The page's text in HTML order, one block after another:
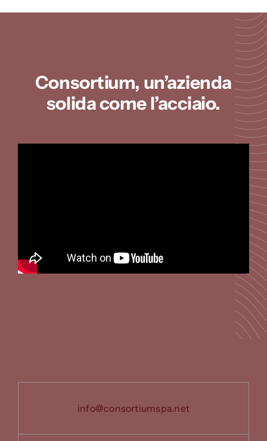
Consortium, un’azienda
solida come l’acciaio.
info@consortiumspa.net